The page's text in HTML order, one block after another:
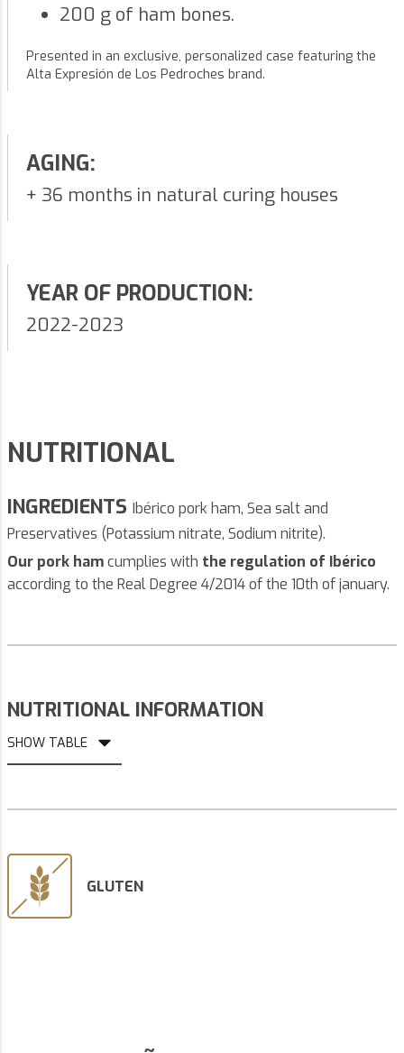
200 g of ham bones.
Presented in an exclusive, personalized case featuring the
Alta Expresión de Los Pedroches brand.
AGING:
+ 36 months in natural curing houses
YEAR OF PRODUCTION:
2022-2023
NUTRITIONAL
INGREDIENTS Ibérico pork ham, Sea salt and
Preservatives (Potassium nitrate, Sodium nitrite).
Our pork hamcumplies with the regulation of Ibérico
according to the Real Degree 4/2014 of the 10th of january.
NUTRITIONAL INFORMATION
SHOW TABLE
GLUTEN